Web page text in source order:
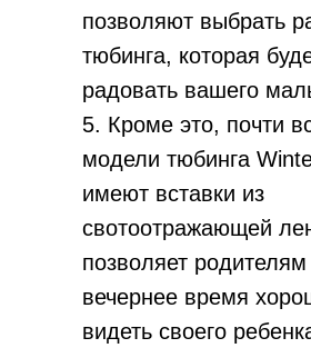
позволяют выбрать
тюбинга, которая
радовать вашего
5. Кроме это, почти
модели тюбинга
имеют вставки из
свотоотражающей
позволяет родителям
вечернее время
видеть своего